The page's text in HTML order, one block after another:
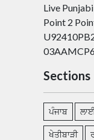
Live
Point 2
Sections
ਪੰਜਾਬ
ਖੇਤੀਬਾੜੀ